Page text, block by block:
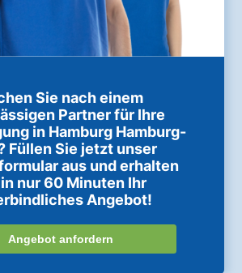
Sie nach einem
Partner für Ihre
in Hamburg Hamburg-
Füllen Sie jetzt unser
aus und erhalten
nur 60 Minuten Ihr
Angebot!
Angebot anfordern